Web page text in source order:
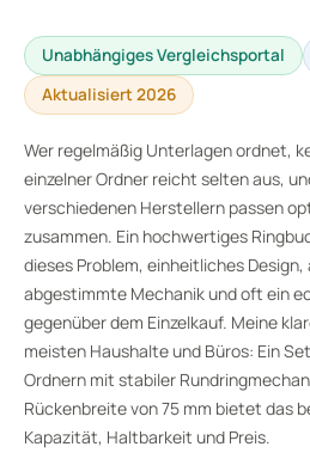
Unabhängiges Vergleichsportal
Aktualisiert 2026
Wer regelmäßig Unterlagen ordnet,
einzelner Ordner reicht selten aus,
verschiedenen Herstellern passen
zusammen. Ein hochwertiges
dieses Problem, einheitliches
abgestimmte Mechanik und oft ein
gegenüber dem Einzelkauf. Meine
meisten Haushalte und Büros: Ein
Ordnern mit stabiler
Rückenbreite von 75 mm bietet das
Kapazität, Haltbarkeit und Preis.